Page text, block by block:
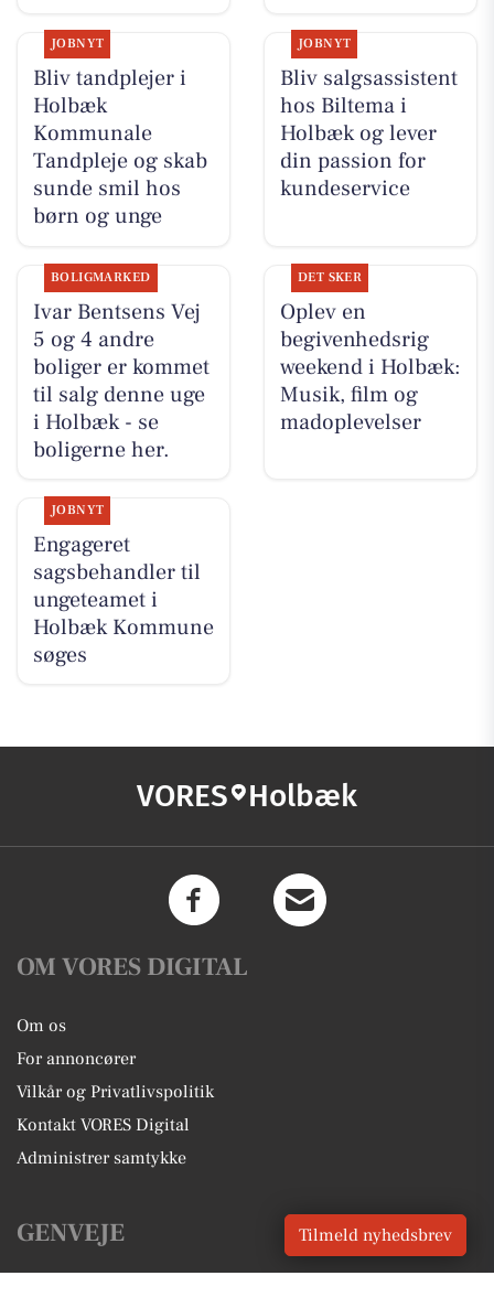
JOBNYT
Bliv tandplejer i
Holbæk
Kommunale
Tandpleje og skab
sunde smil hos
børn og unge
JOBNYT
Bliv salgsassistent
hos Biltema i
Holbæk og lever
din passion for
kundeservice
BOLIGMARKED
Ivar Bentsens Vej
5 og 4 andre
boliger er kommet
til salg denne uge
i Holbæk - se
boligerne her.
DET SKER
Oplev en
begivenhedsrig
weekend i Holbæk:
Musik, film og
madoplevelser
JOBNYT
Engageret
sagsbehandler til
ungeteamet i
Holbæk Kommune
søges
VORES Holbæk
OM VORES DIGITAL
Om os
For annoncører
Vilkår og Privatlivspolitik
Kontakt VORES Digital
Administrer samtykke
GENVEJE Tilmeld nyhedsbrev